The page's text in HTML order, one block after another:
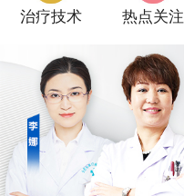
治疗技术 热点关注